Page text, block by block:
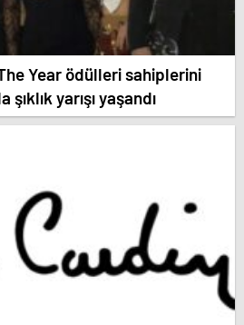
Year ödülleri sahiplerini
şıklık yarışı yaşandı